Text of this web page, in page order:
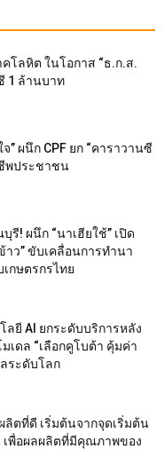
โลหิต ในโอกาส “ธ.ก.ส.
1 ล้านบาท
ผนึก CPF ยก “คาราวานซี
พประชาชน
รี! ผนึก “นาเฮียใช้” เปิด
ว” ขับเคลื่อนการทำนา
กษตรกรไทย
ลยี AI ยกระดับบริการหลัง
เดล “เลือกคูโบต้า คุ้มค่า
ระดับโลก
ลิตที่ดี เริ่มต้นจากจุดเริ่มต้น
เพื่อผลผลิตที่มีคุณภาพของ